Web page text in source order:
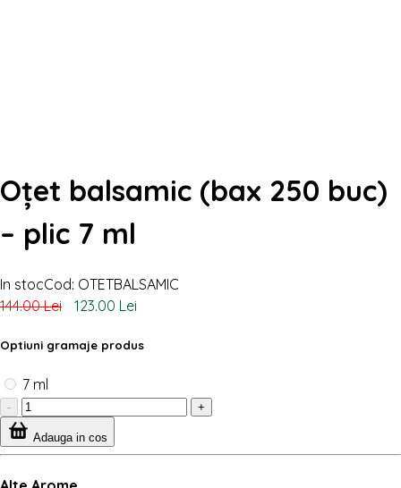
Oțet balsamic (bax 250 buc)
– plic 7 ml
In stocCod: OTETBALSAMIC
144.00 Lei
123.00 Lei
Optiuni gramaje produs
7 ml
- +
Adauga in cos